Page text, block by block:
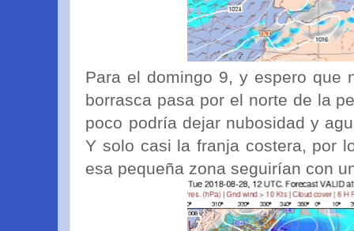
Para el domingo 9, y espero que
borrasca pasa por el norte de la
poco podría dejar nubosidad y
Y solo casi la franja costera, por
esa pequeña zona seguirían con